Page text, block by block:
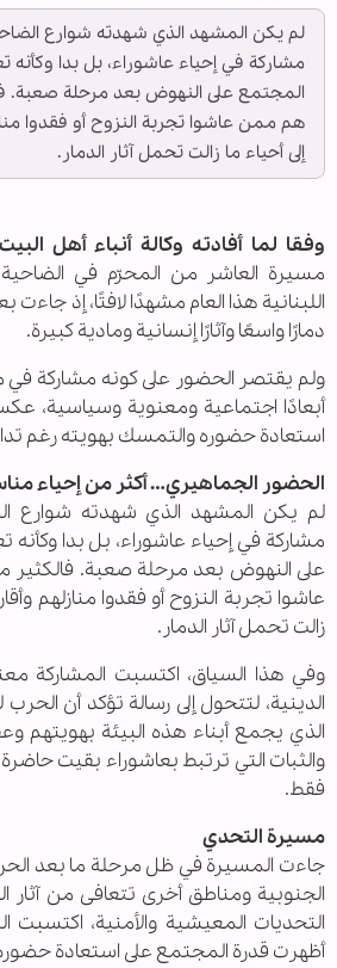
لم يكن المشهد الذي شهدته شوارع
مشاركة في إحياء عاشوراء، بل بدا وكأنه
المجتمع على النهوض بعد مرحلة صعبة.
هم ممن عاشوا تجربة النزوح أو فقدوا
إلى أحياء ما زالت تحمل آثار الدمار.
وفقا لما أفادته وكالة أنباء أهل
مسيرة العاشر من المحرّم في
اللبنانية هذا العام مشهدًا لافتًا، إذ
دمارًا واسعًا وآثارًا إنسانية ومادية كبيرة.
ولم يقتصر الحضور على كونه مشاركة
أبعادًا اجتماعية ومعنوية وسياسية،
استعادة حضوره والتمسك بهويته رغم
الحضور الجماهيري… أكثر من إحياء
لم يكن المشهد الذي شهدته شوارع
مشاركة في إحياء عاشوراء، بل بدا
على النهوض بعد مرحلة صعبة.
عاشوا تجربة النزوح أو فقدوا منازلهم
زالت تحمل آثار الدمار.
وفي هذا السياق، اكتسبت المشاركة
الدينية، لتتحول إلى رسالة تؤكد أن
الذي يجمع أبناء هذه البيئة بهويتهم
والثبات التي ترتبط بعاشوراء بقيت
فقط.
مسيرة التحدي
جاءت المسيرة في ظل مرحلة ما بعد
الجنوبية ومناطق أخرى تتعافى من آثار
التحديات المعيشية والأمنية، اكتسبت
أظهرت قدرة المجتمع على استعادة حضوره